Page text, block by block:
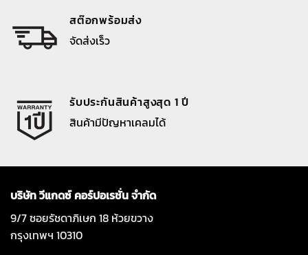
สต๊อกพร้อมส่ง
จัดส่งเร็ว
รับประกันสินค้าสูงสุด 1 ปี
สินค้ามีปัญหาเคลมได้
บริษัท วีแกดซ์ คอร์ปอเรชั่น จำกัด
9/7 ซอยรัชดาภิเษก 18 ห้วยขวาง
กรุงเทพฯ 10310